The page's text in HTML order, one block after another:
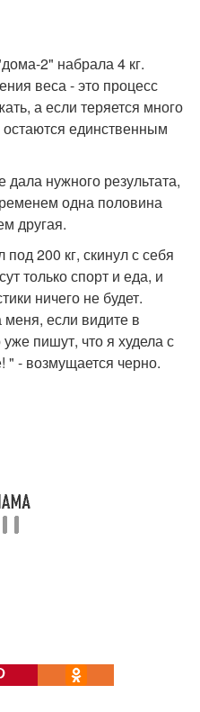
2" набрала 4 кг.
веса - это процесс
а если теряется много
остаются единственным
нужного результата,
одна половина
другая.
200 кг, скинул с себя
только спорт и еда, и
ничего не будет.
меня, если видите в
пишут, что я худела с
- возмущается черно.